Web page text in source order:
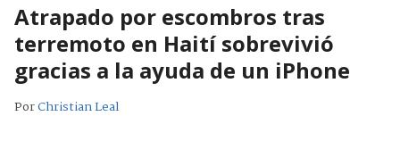
Atrapado por escombros tras
terremoto en Haití sobrevivió
gracias a la ayuda de un iPhone
PorChristian Leal